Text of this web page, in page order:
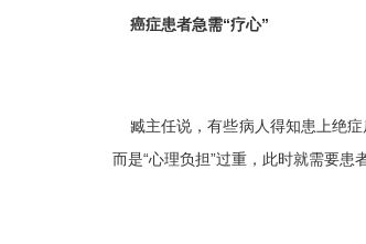
癌症患者急需“疗心”
臧主任说，有些病人得知患上绝症
而是“心理负担”过重，此时就需要患